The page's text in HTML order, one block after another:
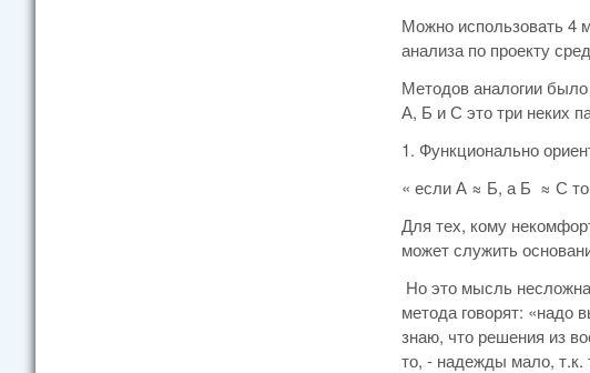
Можно использовать 4
анализа по проекту
Методов аналогии
А, Б и С это три неких
1. Функционально
« если А ≈ Б, а Б ≈ С
Для тех, кому
может служить
Но это мысль
метода говорят: «надо
знаю, что решения из
то, - надежды мало, т.к.